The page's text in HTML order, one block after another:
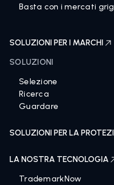
Basta con i mercati
SOLUZIONI PER I MARCHI
SOLUZIONI
Selezione
Ricerca
Guardare
SOLUZIONI PER LA
LA NOSTRA TECNOLOGIA
TrademarkNow